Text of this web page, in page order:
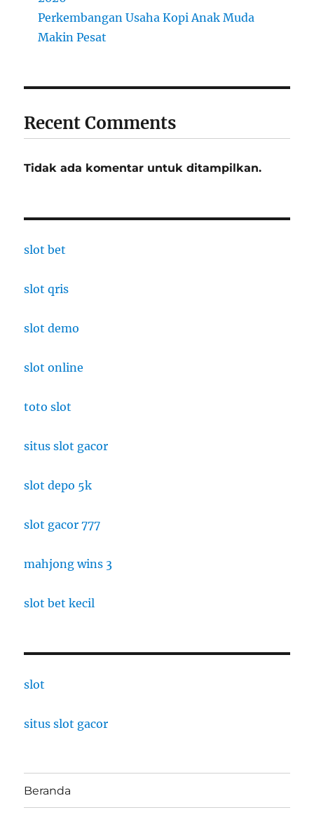
Perkembangan Usaha Kopi Anak Muda
Makin Pesat
Recent Comments
Tidak ada komentar untuk ditampilkan.
slot bet
slot qris
slot demo
slot online
toto slot
situs slot gacor
slot depo 5k
slot gacor 777
mahjong wins 3
slot bet kecil
slot
situs slot gacor
Beranda